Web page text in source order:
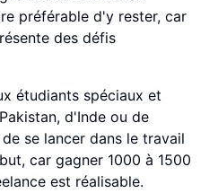
préférable d'y rester, car
des défis
étudiants spéciaux et
d'Inde ou de
se lancer dans le travail
car gagner 1000 à 1500
est réalisable.